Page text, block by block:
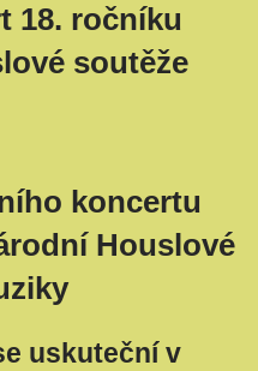
18. ročníku
soutěže
koncertu
Houslové
uskuteční v